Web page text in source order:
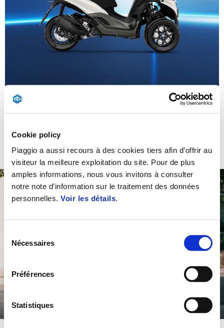
Cookie policy
Piaggio a aussi recours à des cookies tiers afin d’offrir au
visiteur la meilleure exploitation du site. Pour de plus
amples informations, nous vous invitons à consulter
notre note d’information sur le traitement des données
personnelles. Voir les détails.
Nécessaires
Préférences
Statistiques
Valable jusqu'au